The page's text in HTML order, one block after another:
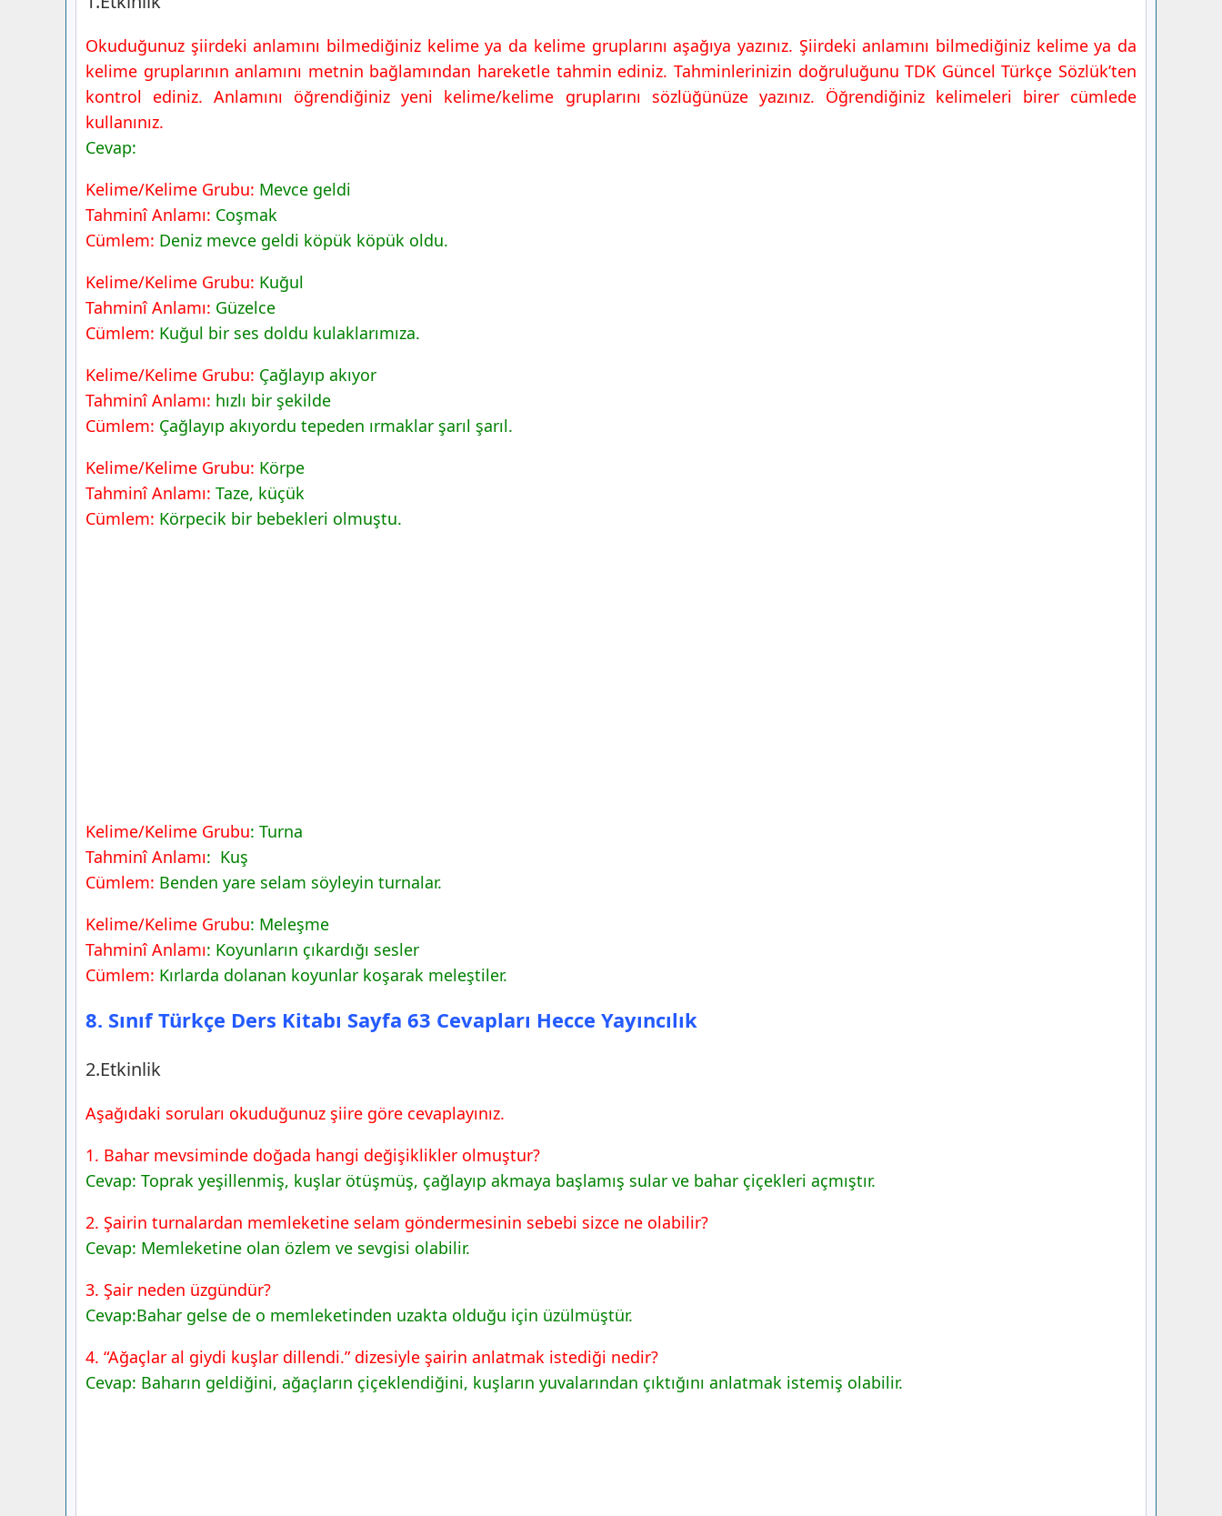
8. Sınıf Türkçe Ders Kitabı Sayfa 64-65 Cevapları Hecce
Yayıncılık
7.Etkinlik
Okuduğunuz şiirdeki anlamını bilmediğiniz kelime ya da kelime gruplarını aşağıya yazınız. Şiirdeki anlamını bilmediğiniz kelime ya da
kelime gruplarının anlamını metnin bağlamından hareketle tahmin ediniz. Tahminlerinizin doğruluğunu TDK Güncel Türkçe Sözlük’ten
kontrol ediniz. Anlamını öğrendiğiniz yeni kelime/kelime gruplarını sözlüğünüze yazınız. Öğrendiğiniz kelimeleri birer cümlede
kullanınız.
Cevap:
Kelime/Kelime Grubu: Mevce geldi
Tahminî Anlamı: Coşmak
Cümlem: Deniz mevce geldi köpük köpük oldu.
Kelime/Kelime Grubu: Kuğul
Tahminî Anlamı: Güzelce
Cümlem: Kuğul bir ses doldu kulaklarımıza.
Kelime/Kelime Grubu: Çağlayıp akıyor
Tahminî Anlamı: hızlı bir şekilde
Cümlem: Çağlayıp akıyordu tepeden ırmaklar şarıl şarıl.
Kelime/Kelime Grubu: Körpe
Tahminî Anlamı: Taze, küçük
Cümlem: Körpecik bir bebekleri olmuştu.
Kelime/Kelime Grubu: Turna
Tahminî Anlamı: Kuş
Cümlem: Benden yare selam söyleyin turnalar.
Kelime/Kelime Grubu: Meleşme
Tahminî Anlamı: Koyunların çıkardığı sesler
Cümlem: Kırlarda dolanan koyunlar koşarak meleştiler.
8. Sınıf Türkçe Ders Kitabı Sayfa 63 Cevapları Hecce Yayıncılık
2.Etkinlik
Aşağıdaki soruları okuduğunuz şiire göre cevaplayınız.
1. Bahar mevsiminde doğada hangi değişiklikler olmuştur?
Cevap: Toprak yeşillenmiş, kuşlar ötüşmüş, çağlayıp akmaya başlamış sular ve bahar çiçekleri açmıştır.
2. Şairin turnalardan memleketine selam göndermesinin sebebi sizce ne olabilir?
Cevap: Memleketine olan özlem ve sevgisi olabilir.
3. Şair neden üzgündür?
Cevap:Bahar gelse de o memleketinden uzakta olduğu için üzülmüştür.
4. “Ağaçlar al giydi kuşlar dillendi.” dizesiyle şairin anlatmak istediği nedir?
Cevap: Baharın geldiğini, ağaçların çiçeklendiğini, kuşların yuvalarından çıktığını anlatmak istemiş olabilir.